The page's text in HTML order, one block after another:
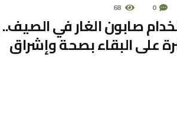
0
68
صابون الغار في الصيف..
على البقاء بصحة وإشراق